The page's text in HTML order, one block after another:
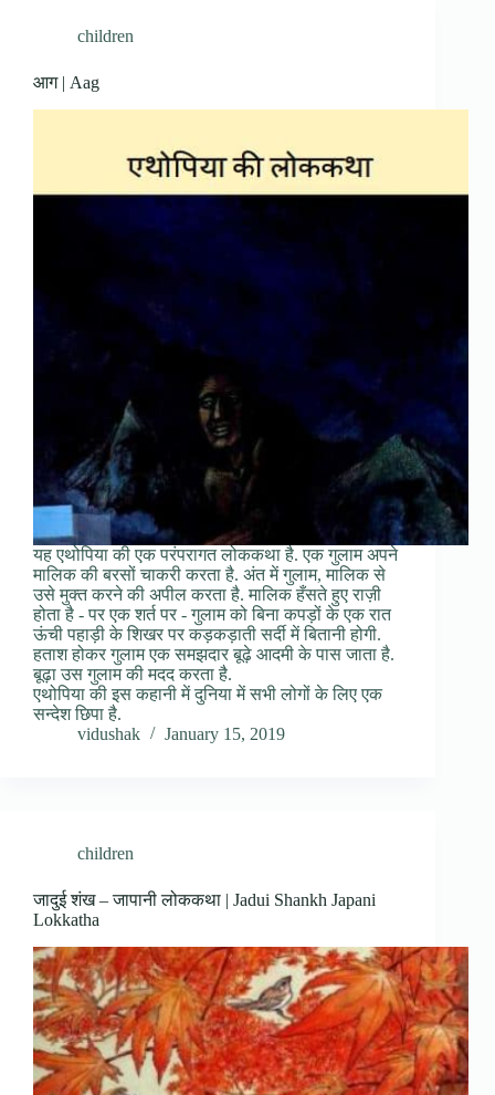
children
आग | Aag
यह एथोपिया की एक परंपरागत लोककथा है. एक गुलाम अपने
मालिक की बरसों चाकरी करता है. अंत में गुलाम, मालिक से
उसे मुक्त करने की अपील करता है. मालिक हँसते हुए राज़ी
होता है - पर एक शर्त पर - गुलाम को बिना कपड़ों के एक रात
ऊंची पहाड़ी के शिखर पर कड़कड़ाती सर्दी में बितानी होगी.
हताश होकर गुलाम एक समझदार बूढ़े आदमी के पास जाता है.
बूढ़ा उस गुलाम की मदद करता है.
एथोपिया की इस कहानी में दुनिया में सभी लोगों के लिए एक
सन्देश छिपा है.
vidushak
January 15, 2019
children
जादुई शंख – जापानी लोककथा | Jadui Shankh Japani
Lokkatha